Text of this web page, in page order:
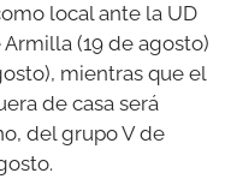
local ante la UD
(19 de agosto)
mientras que el
de casa será
del grupo V de